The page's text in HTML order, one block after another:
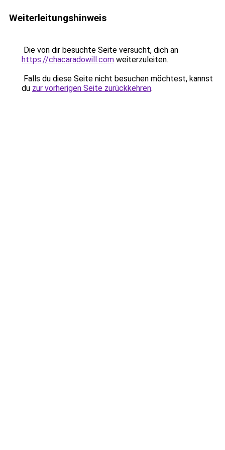
Weiterleitungshinweis
Die von dir besuchte Seite versucht, dich an
https://chacaradowill.com weiterzuleiten.
Falls du diese Seite nicht besuchen möchtest, kannst
du zur vorherigen Seite zurückkehren.